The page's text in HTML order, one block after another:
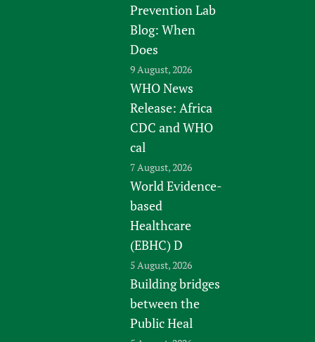
Prevention Lab
Blog: When
Does
9 August, 2026
WHO News
Release: Africa
CDC and WHO
cal
7 August, 2026
World Evidence-
based
Healthcare
(EBHC) D
5 August, 2026
Building bridges
between the
Public Heal